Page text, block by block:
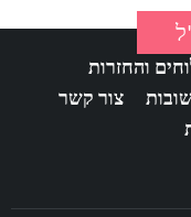
והחזרות
צור קשר